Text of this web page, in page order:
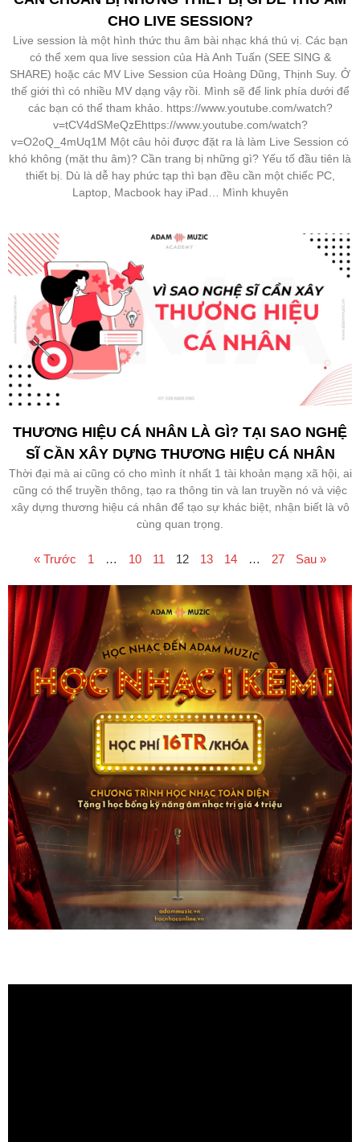
CHO LIVE SESSION?
Live session là một hình thức thu âm bài nhạc khá thú vị. Các bạn
có thể xem qua live session của Hà Anh Tuấn (SEE SING &
SHARE) hoặc các MV Live Session của Hoàng Dũng, Thịnh Suy. Ở
thế giới thì có nhiều MV dạng vậy rồi. Mình sẽ để link phía dưới để
các bạn có thể tham khảo. https://www.youtube.com/watch?
v=tCV4dSMeQzEhttps://www.youtube.com/watch?
v=O2oQ_4mUq1M Một câu hỏi được đặt ra là làm Live Session có
khó không (mặt thu âm)? Cần trang bị những gì? Yếu tố đầu tiên là
thiết bị. Dù là dễ hay phức tạp thì bạn đều cần một chiếc PC,
Laptop, Macbook hay iPad… Mình khuyên
THƯƠNG HIỆU CÁ NHÂN LÀ GÌ? TẠI SAO NGHỆ
SĨ CẦN XÂY DỰNG THƯƠNG HIỆU CÁ NHÂN
Thời đại mà ai cũng có cho mình ít nhất 1 tài khoản mạng xã hội, ai
cũng có thể truyền thông, tạo ra thông tin và lan truyền nó và việc
xây dựng thương hiệu cá nhân để tạo sự khác biệt, nhận biết là vô
cùng quan trọng.
« Trước 1 … 10 11 12 13 14 … 27 Sau »